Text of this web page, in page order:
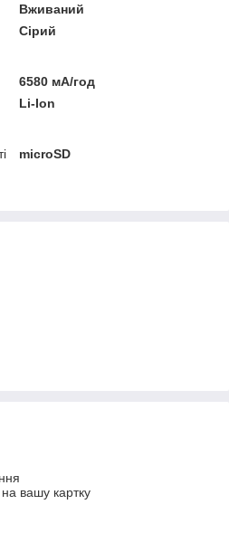
Вживаний
Сірий
6580 мА/год
Li-Ion
microSD
вашу картку